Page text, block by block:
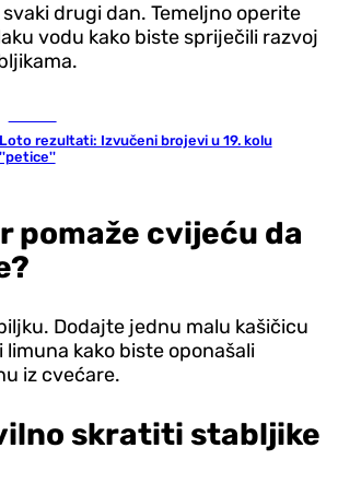
drugi dan. Temeljno operite
vodu kako biste spriječili razvoj
Loto rezultati: Izvučeni brojevi u 19. kolu
''petice''
pomaže cvijeću da
Dodajte jednu malu kašičicu
limuna kako biste oponašali
iz cvećare.
skratiti stabljike